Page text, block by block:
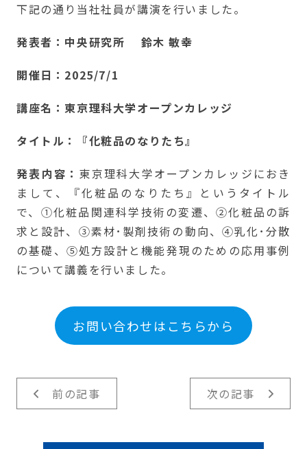
下記の通り当社社員が講演を行いました。
発表者：中央研究所 鈴木 敏幸
開催日：2025/7/1
講座名：東京理科大学オープンカレッジ
タイトル：『化粧品のなりたち』
発表内容： 東京理科大学オープンカレッジにおき
まして、『化粧品のなりたち』というタイトル
で、①化粧品関連科学技術の変遷、②化粧品の訴
求と設計、③素材･製剤技術の動向、④乳化･分散
の基礎、⑤処方設計と機能発現のための応用事例
について講義を行いました。
お問い合わせはこちらから
前の記事 次の記事